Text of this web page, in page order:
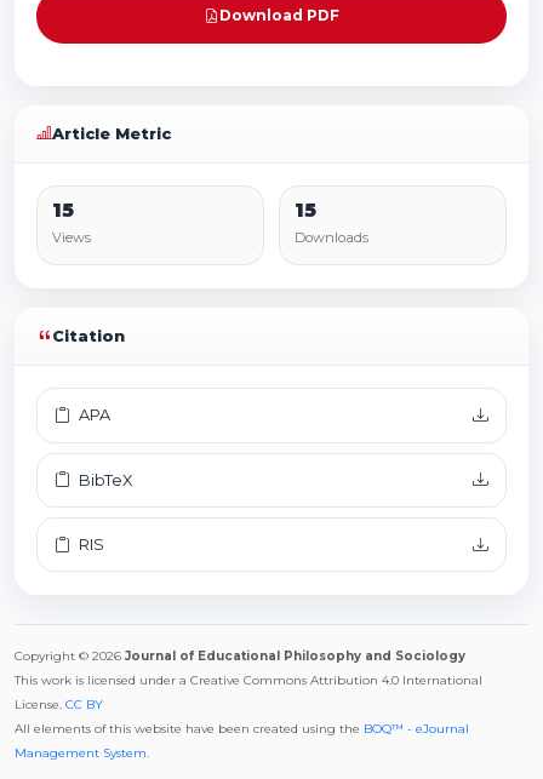
Download PDF
Article Metric
15
Views
15
Downloads
Citation
APA
BibTeX
RIS
Copyright © 2026 Journal of Educational Philosophy and Sociology
This work is licensed under a Creative Commons Attribution 4.0 International
License. CC BY
All elements of this website have been created using the BOQ™ - eJournal
Management System.